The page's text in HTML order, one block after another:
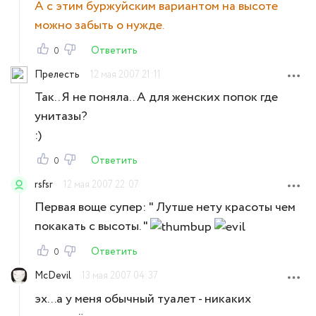
А с этим буржуйским вариантом на высоте
можно забыть о нужде.
0
Ответить
Прелесть
12 мая 2007 21:11
Так.. Я не поняла.. А для женских попок где
унитазы?
:)
0
Ответить
rsfsr
12 мая 2007 22:07
Первая воще супер: " Лутше нету красоты чем
покакать с высоты. "
0
Ответить
McDevil
13 мая 2007 04:37
эх...а у меня обычный туалет - никаких